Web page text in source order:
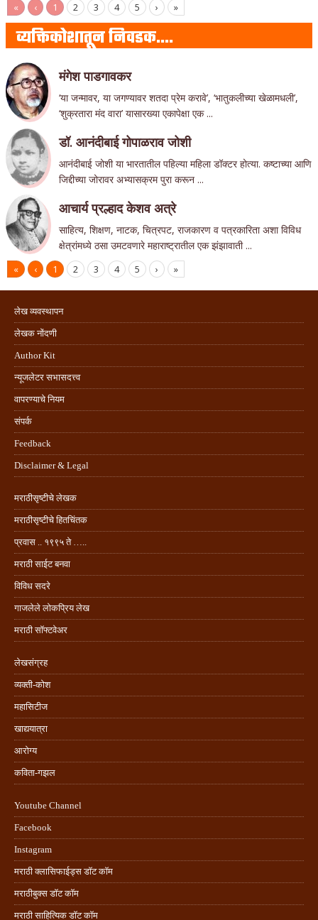
« ‹ 1 2 3 4 5 › »
व्यक्तिकोशातून निवडक….
मंगेश पाडगावकर
‘या जन्मावर, या जगण्यावर शतदा प्रेम करावे’, ‘भातुकलीच्या खेळामधली’,
‘शुक्रतारा मंद वारा’ यासारख्या एकापेक्षा एक ...
डॉ. आनंदीबाई गोपाळराव जोशी
आनंदीबाई जोशी या भारतातील पहिल्या महिला डॉक्टर होत्या. कष्टाच्या आणि
जिद्दीच्या जोरावर अभ्यासक्रम पुरा करून ...
आचार्य प्रल्हाद केशव अत्रे
साहित्य, शिक्षण, नाटक, चित्रपट, राजकारण व पत्रकारिता अशा विविध
क्षेत्रांमध्ये ठसा उमटवणारे महाराष्ट्रातील एक झंझावाती ...
« ‹ 1 2 3 4 5 › »
लेख व्यवस्थापन
लेखक नोंदणी
Author Kit
न्यूजलेटर सभासदत्त्व
वापरण्याचे नियम
संपर्क
Feedback
Disclaimer & Legal
मराठीसृष्टीचे लेखक
मराठीसृष्टीचे हितचिंतक
प्रवास .. १९९५ ते …..
मराठी साईट बनवा
विविध सदरे
गाजलेले लोकप्रिय लेख
मराठी सॉफ्टवेअर
लेखसंग्रह
व्यक्ती-कोश
महासिटीज
खाद्ययात्रा
आरोग्य
कविता-गझल
Youtube Channel
Facebook
Instagram
मराठी क्लासिफाईड्स डॉट कॉम
मराठीबुक्स डॉट कॉम
मराठी साहित्यिक डॉट कॉम